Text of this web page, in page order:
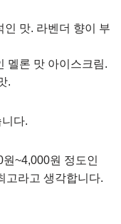
맛. 라벤더 향이 부
멜론 맛 아이스크림.
.
다.
~4,000원 정도인
고라고 생각합니다.